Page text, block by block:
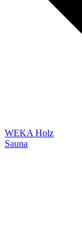
WEKA Holz
Sauna